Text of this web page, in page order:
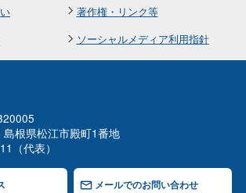
著作権・リンク等
ソーシャルメディア利用指針
根県松江市殿町1番地
（代表）
メールでのお問い合わせ